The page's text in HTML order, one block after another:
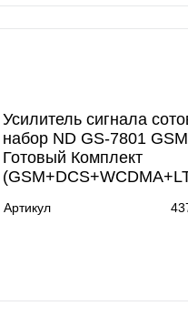
Усилитель сигнала
набор ND GS-7801
Готовый Комплект
Артикул